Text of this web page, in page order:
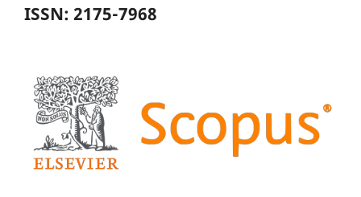
ISSN: 2175-7968